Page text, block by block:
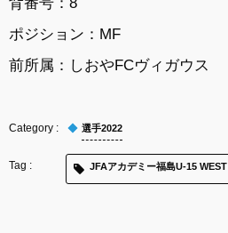
ポジション：MF
前所属： しおやFCヴィガウス
選手2022
JFAアカデミー福島U-15 WEST